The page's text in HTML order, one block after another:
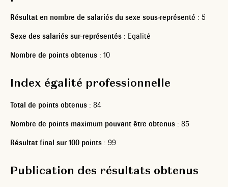
Résultat en nombre de salariés du sexe sous-représenté : 5
Sexe des salariés sur-représentés : Egalité
Nombre de points obtenus : 10
Index égalité professionnelle
Total de points obtenus : 84
Nombre de points maximum pouvant être obtenus : 85
Résultat final sur 100 points : 99
Publication des résultats obtenus